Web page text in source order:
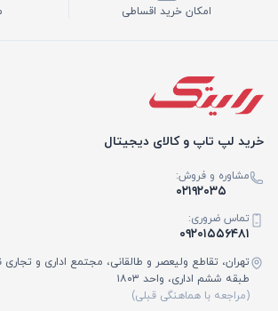
امکان خرید اقساطی
خرید لپ تاپ و کالای دیجیتال
مشاوره و فروش:
۰۲۱۹۲۰۳۵
تماس ضروری:
۰۹۲۰۱۵۵۶۴۸۱
تهران، تقاطع ولیعصر و طالقانی، مجتمع اداری و تجاری
طبقه ششم اداری، واحد ۱۸۰۳
(مراجعه با هماهنگی قبلی)